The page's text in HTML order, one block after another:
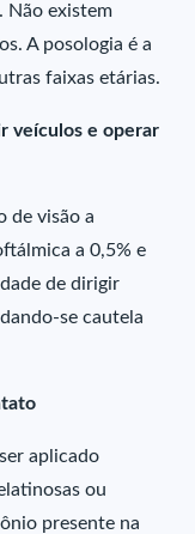
Não existem
A posologia é a
faixas etárias.
veículos e operar
de visão a
a 0,5% e
de dirigir
se cautela
aplicado
ou
presente na